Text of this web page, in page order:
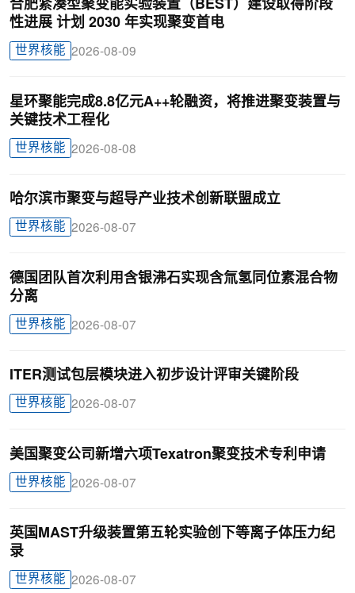
合肥紧凑型聚变能实验装置（BEST）建设取得阶段
性进展 计划 2030 年实现聚变首电
世界核能 2026-08-09
星环聚能完成8.8亿元A++轮融资，将推进聚变装置与
关键技术工程化
世界核能 2026-08-08
哈尔滨市聚变与超导产业技术创新联盟成立
世界核能 2026-08-07
德国团队首次利用含银沸石实现含氚氢同位素混合物
分离
世界核能 2026-08-07
ITER测试包层模块进入初步设计评审关键阶段
世界核能 2026-08-07
美国聚变公司新增六项Texatron聚变技术专利申请
世界核能 2026-08-07
英国MAST升级装置第五轮实验创下等离子体压力纪
录
世界核能 2026-08-07